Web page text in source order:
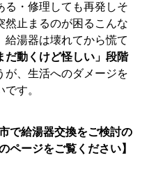
る・修理しても再発しそ
然止まるのが困るこんな
給湯器は壊れてから慌て
だ動くけど怪しい」段階
が、生活へのダメージを
す。
で給湯器交換をご検討の
ページをご覧ください】